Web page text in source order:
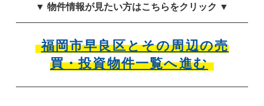
▼ 物件情報が見たい方はこちらをクリック ▼
福岡市早良区とその周辺の売
買・投資物件一覧へ進む